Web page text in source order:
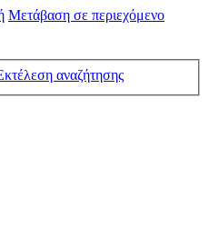
Μετάβαση σε περιεχόμενο
αναζήτησης